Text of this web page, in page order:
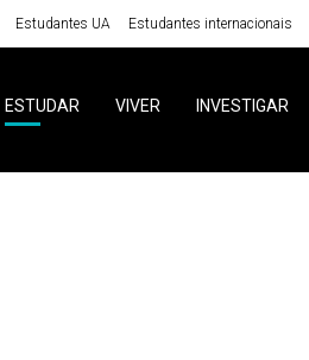
Estudantes UA Estudantes internacionais
ESTUDAR VIVER INVESTIGAR